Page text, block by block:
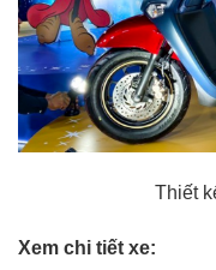
Thiết
Xem chi tiết xe: